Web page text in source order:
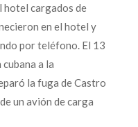
hotel cargados de
en el hotel y
por teléfono. El 13
a la
la fuga de Castro
un avión de carga